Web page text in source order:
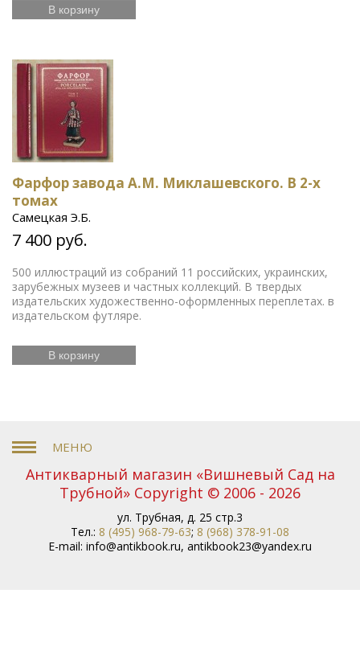
В корзину
Фарфор завода А.М. Миклашевского. В 2-х
томах
Самецкая Э.Б.
7 400 руб.
500 иллюстраций из собраний 11 российских, украинских,
зарубежных музеев и частных коллекций. В твердых
издательских художественно-оформленных переплетах. в
издательском футляре.
В корзину
Антикварный магазин «Вишневый Сад на
Трубной» Copyright © 2006 - 2026
ул. Трубная, д. 25 стр.3
Тел.: 8 (495) 968-79-63; 8 (968) 378-91-08
E-mail: info@antikbook.ru, antikbook23@yandex.ru